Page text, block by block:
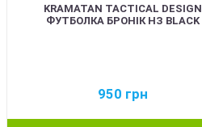
KRAMATAN TACTICAL DESIGN
ФУТБОЛКА БРОНІК НЗ BLACK
950 грн